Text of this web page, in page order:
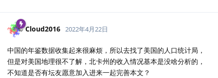
Cloud2016 2022年4月22日
中国的年鉴数据收集起来很麻烦，所以去找了美国的人口统计局，
但是对美国地理很不了解，北卡州的收入情况基本是没啥分析的，
不知道是否有坛友愿意加入进来一起完善本文？